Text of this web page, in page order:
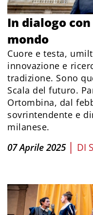
In dialogo
mondo
Cuore e testa,
innovazione e
tradizione. Sono
Scala del futuro.
Ortombina, dal
sovrintendente e
milanese.
07 Aprile 2025 | DI